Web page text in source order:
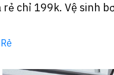
chỉ 199k. Vệ sinh